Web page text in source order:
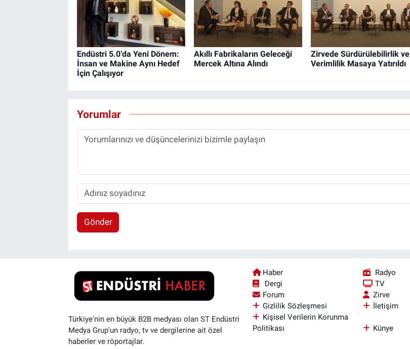
Endüstri 5.0’da Yeni Dönem:
İnsan ve Makine Aynı Hedef
İçin Çalışıyor
Akıllı Fabrikaların Geleceği
Mercek Altına Alındı
Zirvede Sürdürülebilirlik ve
Verimlilik Masaya Yatırıldı
Yorumlar
Gönder
Türkiye'nin en büyük B2B medyası olan ST Endüstri
Medya Grup'un radyo, tv ve dergilerine ait özel
haberler ve röportajlar.
Haber
Radyo
Dergi
TV
Forum
Zirve
Gizlilik Sözleşmesi
İletişim
Kişisel Verilerin Korunma
Politikası
Künye